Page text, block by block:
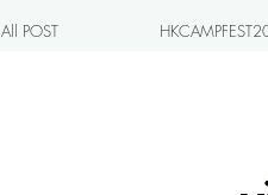
All POST